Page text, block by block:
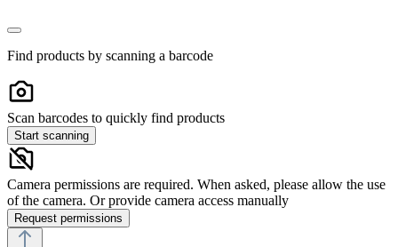
Find products by scanning a barcode
Scan barcodes to quickly find products
Start scanning
Camera permissions are required. When asked, please allow the use
of the camera. Or provide camera access manually
Request permissions